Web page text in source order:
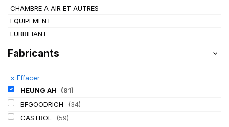
CHAMBRE A AIR ET AUTRES
EQUIPEMENT
LUBRIFIANT
Fabricants
× Effacer
HEUNG AH
(81)
BFGOODRICH
(34)
CASTROL
(59)